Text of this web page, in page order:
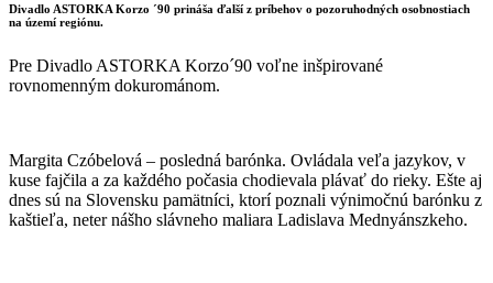
Divadlo ASTORKA Korzo ´90 prináša ďalší z príbehov o pozoruhodných osobnostiach
na území regiónu.
Pre Divadlo ASTORKA Korzo´90 voľne inšpirované
rovnomenným dokurománom.
Margita Czóbelová – posledná barónka. Ovládala veľa jazykov, v
kuse fajčila a za každého počasia chodievala plávať do rieky. Ešte aj
dnes sú na Slovensku pamätníci, ktorí poznali výnimočnú barónku z
kaštieľa, neter nášho slávneho maliara Ladislava Mednyánszkeho.